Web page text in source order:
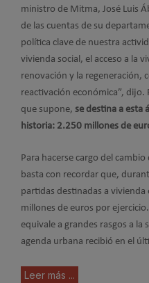
ministro de Mitma, José Luis
de las cuentas de su
política clave de nuestra
vivienda social, el acceso a la
renovación y la regeneración,
reactivación económica”, dijo.
que supone, se destina a esta
historia: 2.250 millones de
Para hacerse cargo del
basta con recordar que,
partidas destinadas a
millones de euros por
equivale a grandes rasgos a la
agenda urbana recibió en el
Leer más ...